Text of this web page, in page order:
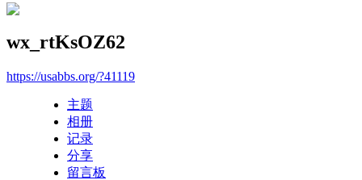
wx_rtKsOZ62
https://usabbs.org/?41119
主题
相册
记录
分享
留言板